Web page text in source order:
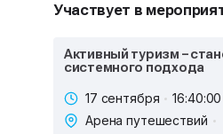
Участвует в
Активный туризм –
системного подхода
17 сентября
16:40:00
Арена путешествий